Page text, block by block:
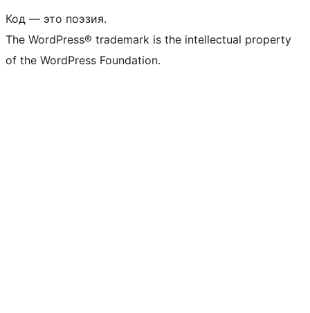
Код — это поэзия.
The WordPress® trademark is the intellectual property
of the WordPress Foundation.